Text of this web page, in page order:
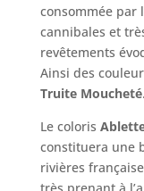
consommée par
cannibales et
revêtements
Ainsi des
Truite Moucheté.
Le coloris
constituera une
rivières